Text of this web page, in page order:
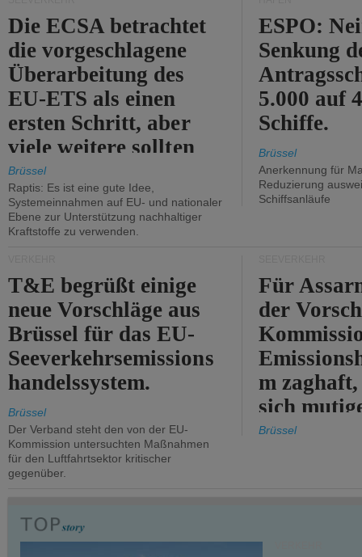
Die ECSA betrachtet
die vorgeschlagene
Überarbeitung des
EU-ETS als einen
ersten Schritt, aber
viele weitere sollten
folgen.
Brüssel
Raptis: Es ist eine gute Idee,
Systemeinnahmen auf EU- und nationaler
Ebene zur Unterstützung nachhaltiger
Kraftstoffe zu verwenden.
ESPO:
Senkung
5.000 auf
Schiffe.
Brüssel
Anerkennung für
Reduzierung
Schiffsanläufe
T&E begrüßt einige
neue Vorschläge aus
Brüssel für das EU-
Seeverkehrsemissions
handelssystem.
Brüssel
Der Verband steht den von der EU-
Kommission untersuchten Maßnahmen
für den Luftfahrtsektor kritischer
gegenüber.
Für
der
m
sich
Brüssel